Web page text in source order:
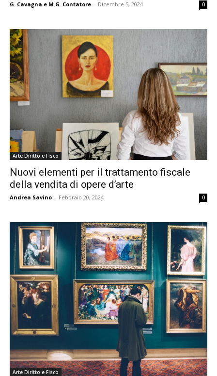
G. Cavagna e M.G. Contatore - Dicembre 5, 2024 0
Arte Diritto e Fisco
Nuovi elementi per il trattamento fiscale
della vendita di opere d’arte
Andrea Savino - Febbraio 20, 2024 0
Arte Diritto e Fisco